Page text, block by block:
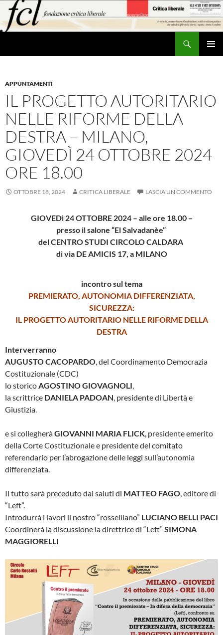
contenuto
APPUNTAMENTI
IL PROGETTO AUTORITARIO
NELLE RIFORME DELLA
DESTRA – MILANO,
GIOVEDÌ 24 OTTOBRE 2024
ORE 18.00
OTTOBRE 18, 2024 CRITICA LIBERALE LASCIA UN COMMENTO
GIOVEDì 24 OTTOBRE 2024 – alle ore 18.00 –
presso il salone “El Salvadanèe”
del CENTRO STUDI CIRCOLO CALDARA
di via DE AMICIS 17, a MILANO
incontro sul tema
PREMIERATO, AUTONOMIA DIFFERENZIATA,
SICUREZZA:
IL PROGETTO AUTORITARIO NELLE RIFORME DELLA
DESTRA
Interverranno
AUGUSTO CACOPARDO , del Coordinamento Democrazia
Costituzionale (CDC)
lo storico AGOSTINO GIOVAGNOLI
la scrittrice DANIELA PADOAN , presidente di Libertà e
Giustizia.
e si collegheràGIOVANNI MARIA FLICK , presidente emerito
della Corte Costituzionale e presidente del comitato
referendario per l’abrogazione delle leggi sull’autonomia
differenziata.
Il tutto sarà preceduto dai saluti di MATTEO FAGO , editore di
“Left”.
Introdurrà i lavori il nostro “rosselliano” LUCIANO BELLI PACI
Coordinerà la discussione la direttrice di “Left” SIMONA
MAGGIORELLI